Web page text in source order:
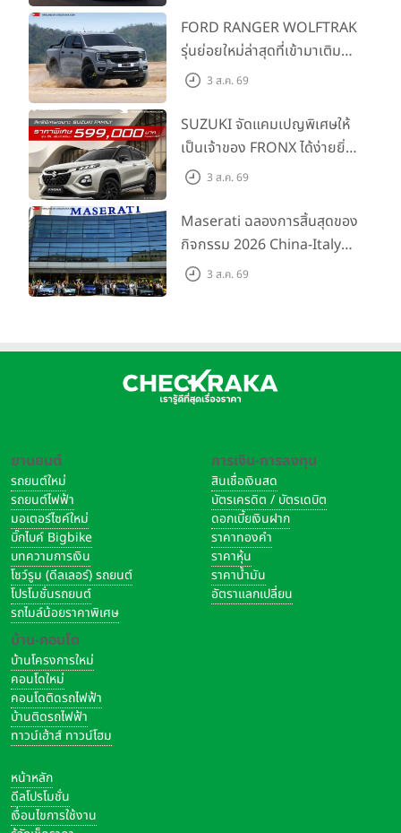
FORD RANGER WOLFTRAK
รุ่นย่อยใหม่ล่าสุดที่เข้ามาเติม
เต็มไลน์อัป พร้อมตอบโจทย์ทุก
พร้อมลุย ด้วยราคาพิเศษเริ่ม
ต้นที่ 9.49 แสนบาท
3 ส.ค. 69
SUZUKI จัดแคมเปญพิเศษให้
เป็นเจ้าของ FRONX ได้ง่ายยิ่ง
ขึ้นสำหรับรุ่น GL ราคาพิเศษ
200 คัน พร้อมข้อเสนอสุดคุ้ม
3 ส.ค. 69
Maserati ฉลองการสิ้นสุดของ
กิจกรรม 2026 China-Italy
Grand Tour ณ สำนักงาน
3 ส.ค. 69
ยานยนต์
รถยนต์ใหม่
รถยนต์ไฟฟ้า
มอเตอร์ไซค์ใหม่
บิ๊กไบค์ Bigbike
บทความการเงิน
โชว์รูม (ดีลเลอร์) รถยนต์
โปรโมชั่นรถยนต์
รถไมล์น้อยราคาพิเศษ
บ้าน-คอนโด
บ้านโครงการใหม่
คอนโดใหม่
คอนโดติดรถไฟฟ้า
บ้านติดรถไฟฟ้า
ทาวน์เฮ้าส์ ทาวน์โฮม
การเงิน-การลงทุน
สินเชื่อเงินสด
บัตรเครดิต / บัตรเดบิต
ดอกเบี้ยเงินฝาก
ราคาทองคำ
ราคาหุ้น
ราคาน้ำมัน
อัตราแลกเปลี่ยน
หน้าหลัก
ดีลโปรโมชั่น
เงื่อนไขการใช้งาน